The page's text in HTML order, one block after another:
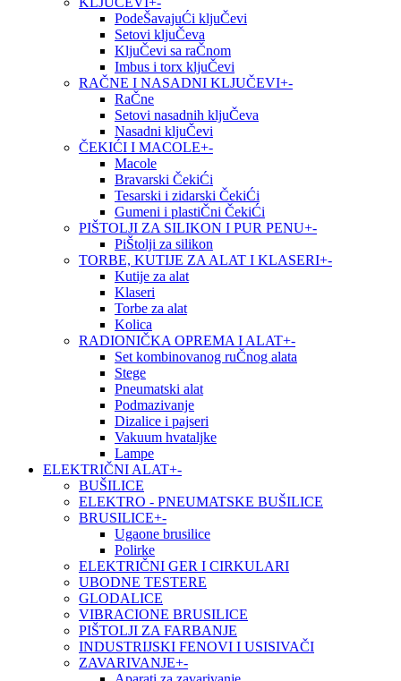
PodeŠavajuĆi kljuČevi
Setovi kljuČeva
KljuČevi sa raČnom
Imbus i torx kljuČevi
RAČNE I NASADNI KLJUČEVI+-
RaČne
Setovi nasadnih kljuČeva
Nasadni kljuČevi
ČEKIĆI I MACOLE+-
Macole
Bravarski ČekiĆi
Tesarski i zidarski ČekiĆi
Gumeni i plastiČni ČekiĆi
PIŠTOLJI ZA SILIKON I PUR PENU+-
PiŠtolji za silikon
TORBE, KUTIJE ZA ALAT I KLASERI+-
Kutije za alat
Klaseri
Torbe za alat
Kolica
RADIONIČKA OPREMA I ALAT+-
Set kombinovanog ruČnog alata
Stege
Pneumatski alat
Podmazivanje
Dizalice i pajseri
Vakuum hvataljke
Lampe
ELEKTRIČNI ALAT+-
BUŠILICE
ELEKTRO - PNEUMATSKE BUŠILICE
BRUSILICE+-
Ugaone brusilice
Polirke
ELEKTRIČNI GER I CIRKULARI
UBODNE TESTERE
GLODALICE
VIBRACIONE BRUSILICE
PIŠTOLJI ZA FARBANJE
INDUSTRIJSKI FENOVI I USISIVAČI
ZAVARIVANJE+-